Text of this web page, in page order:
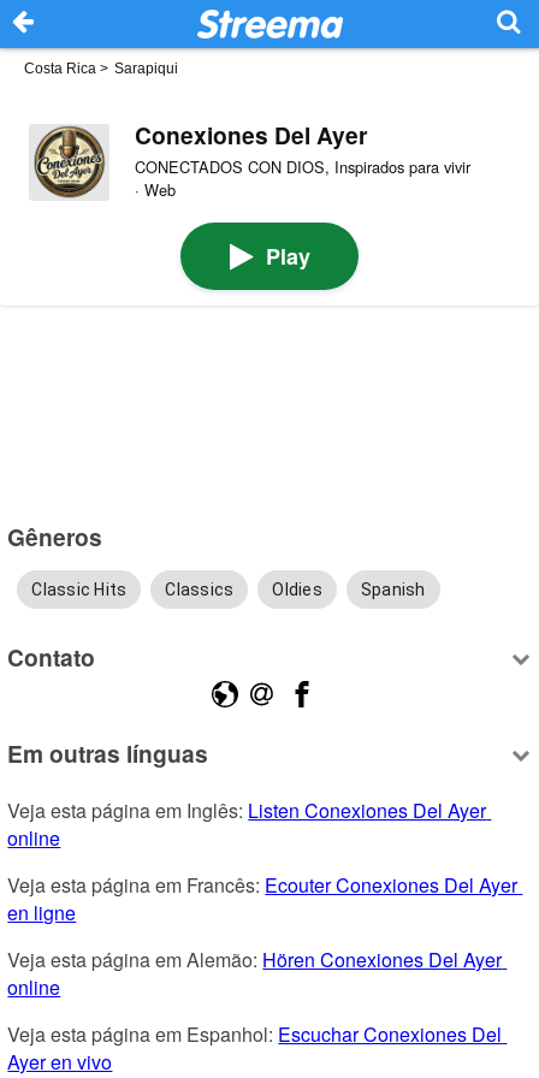
Costa Rica > Sarapiqui
Conexiones Del Ayer
CONECTADOS CON DIOS, Inspirados para vivir
· Web
Play
Gêneros
Classic Hits Classics Oldies Spanish
Contato
Em outras línguas
Veja esta página em Inglês: Listen Conexiones Del Ayer
online
Veja esta página em Francês: Ecouter Conexiones Del Ayer
en ligne
Veja esta página em Alemão: Hören Conexiones Del Ayer
online
Veja esta página em Espanhol: Escuchar Conexiones Del
Ayer en vivo